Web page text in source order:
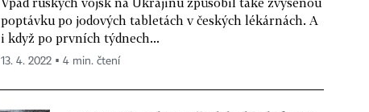
poptávku po jodových tabletách v českých lékárnách. A
i když po prvních týdnech...
13. 4. 2022 ▪ 4 min. čtení